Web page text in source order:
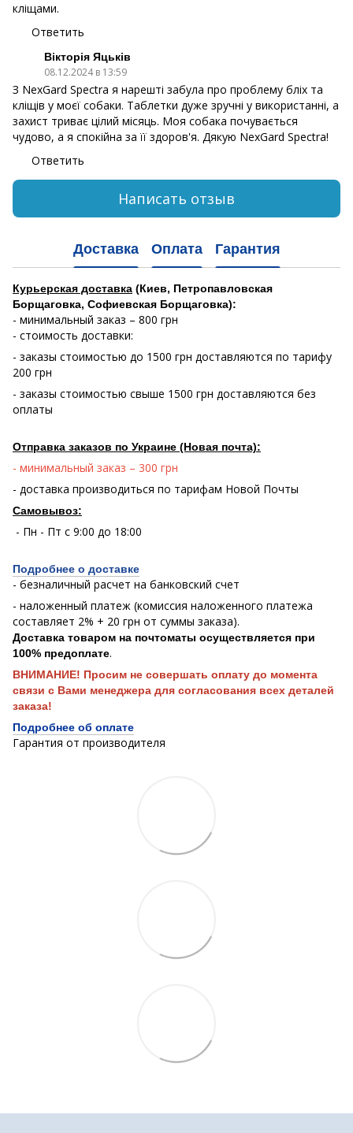
кліщами.
Ответить
Вікторія Яцьків
08.12.2024 в 13:59
З NexGard Spectra я нарешті забула про проблему бліх та
кліщів у моєї собаки. Таблетки дуже зручні у використанні, а
захист триває цілий місяць. Моя собака почувається
чудово, а я спокійна за її здоров'я. Дякую NexGard Spectra!
Ответить
Написать отзыв
Доставка Оплата Гарантия
Курьерская доставка (Киев, Петропавловская
Борщаговка, Софиевская Борщаговка):
- минимальный заказ – 800 грн
- стоимость доставки:
- заказы стоимостью до 1500 грн доставляются по тарифу
200 грн
- заказы стоимостью свыше 1500 грн доставляются без
оплаты
Отправка заказов по Украине (Новая почта):
- минимальный заказ – 300 грн
- доставка производиться по тарифам Новой Почты
Самовывоз:
- Пн - Пт с 9:00 до 18:00
Подробнее о доставке
- безналичный расчет на банковский счет
- наложенный платеж (комиссия наложенного платежа
составляет 2% + 20 грн от суммы заказа).
Доставка товаром на почтоматы осуществляется при
100% предоплате.
ВНИМАНИЕ! Просим не совершать оплату до момента
связи с Вами менеджера для согласования всех деталей
заказа!
Подробнее об оплате
Гарантия от производителя